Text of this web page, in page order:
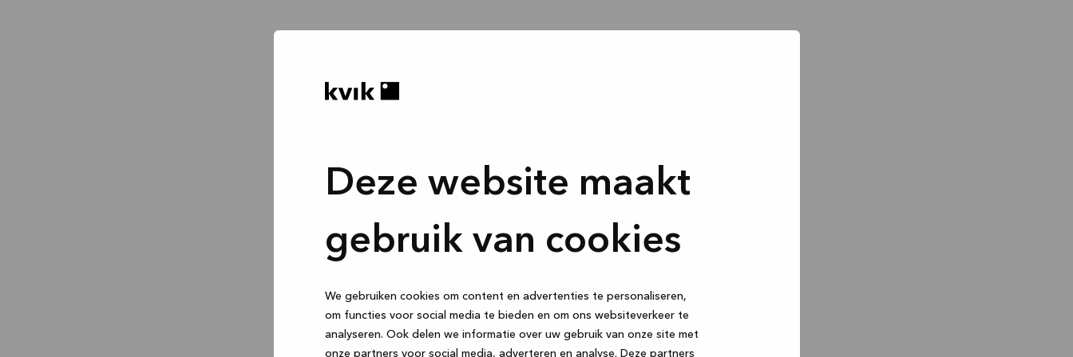
Deze website maakt
gebruik van cookies
We gebruiken cookies om content en advertenties te personaliseren,
om functies voor social media te bieden en om ons websiteverkeer te
analyseren. Ook delen we informatie over uw gebruik van onze site met
onze partners voor social media, adverteren en analyse. Deze partners